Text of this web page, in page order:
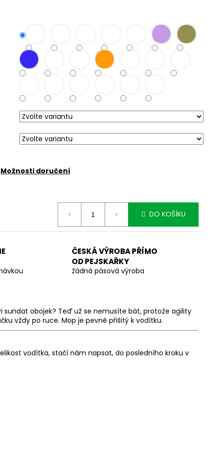
Možnosti doručení
DO KOŠÍKU
ČESKÁ VÝROBA PŘÍMO
OD PEJSKAŘKY
žádná pásová výroba
obojek? Teď už se nemusíte bát, protože agility
vždy po ruce. Mop je pevně přišitý k vodítku.
vodítka, stačí nám napsat, do posledního kroku v